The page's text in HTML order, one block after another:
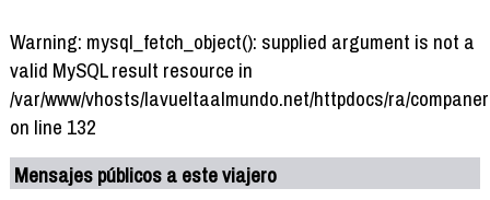
Warning: mysql_fetch_object(): supplied argument is not a
valid MySQL result resource in
/var/www/vhosts/lavueltaalmundo.net/httpdocs/ra/
on line 132
Mensajes públicos a este viajero